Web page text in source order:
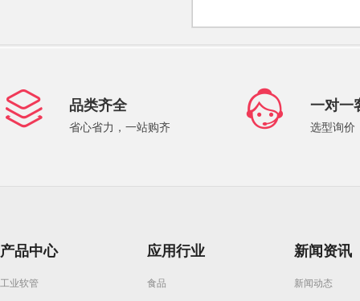
品类齐全
省心省力，一站购齐
一对一
选型询价
产品中心
工业软管
应用行业
食品
新闻资讯
新闻动态